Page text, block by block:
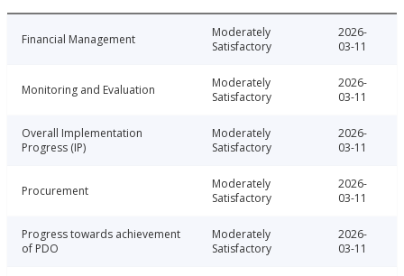
Financial Management
Moderately
Satisfactory
2026-
03-11
Monitoring and Evaluation
Moderately
Satisfactory
2026-
03-11
Overall Implementation
Progress (IP)
Moderately
Satisfactory
2026-
03-11
Procurement
Moderately
Satisfactory
2026-
03-11
Progress towards achievement
of PDO
Moderately
Satisfactory
2026-
03-11